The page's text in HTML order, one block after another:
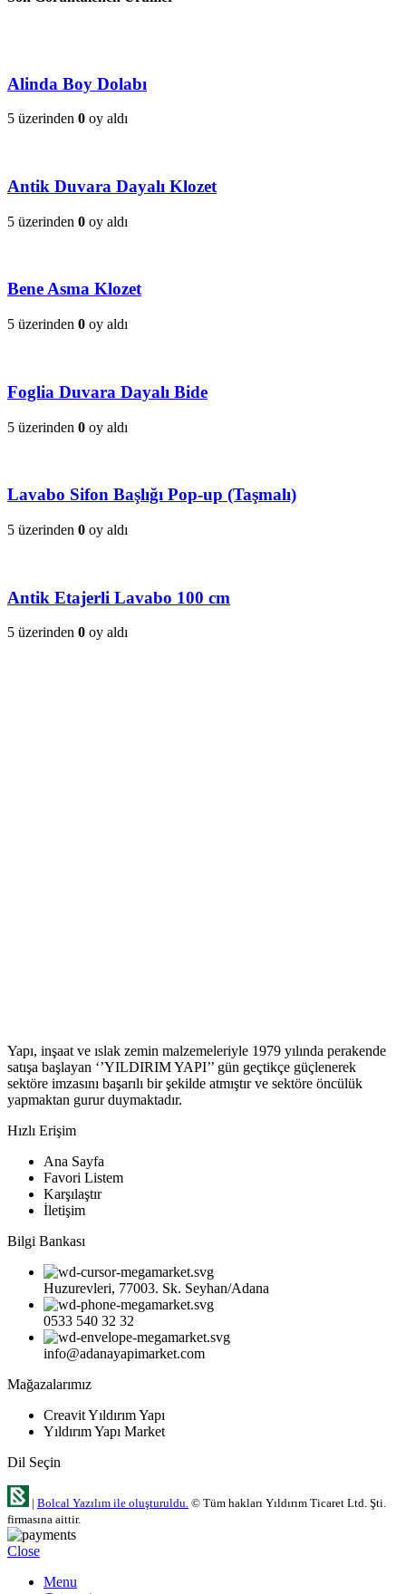
Alinda Boy Dolabı
5 üzerinden 0 oy aldı
Antik Duvara Dayalı Klozet
5 üzerinden 0 oy aldı
Bene Asma Klozet
5 üzerinden 0 oy aldı
Foglia Duvara Dayalı Bide
5 üzerinden 0 oy aldı
Lavabo Sifon Başlığı Pop-up (Taşmalı)
5 üzerinden 0 oy aldı
Antik Etajerli Lavabo 100 cm
5 üzerinden 0 oy aldı
Yapı, inşaat ve ıslak zemin malzemeleriyle 1979 yılında perakende
satışa başlayan ‘’YILDIRIM YAPI’’ gün geçtikçe güçlenerek
sektöre imzasını başarılı bir şekilde atmıştır ve sektöre öncülük
yapmaktan gurur duymaktadır.
Hızlı Erişim
Ana Sayfa
Favori Listem
Karşılaştır
İletişim
Bilgi Bankası
Huzurevleri, 77003. Sk. Seyhan/Adana
0533 540 32 32
info@adanayapimarket.com
Mağazalarımız
Creavit Yıldırım Yapı
Yıldırım Yapı Market
Dil Seçin
| Bolcal Yazılım ile oluşturuldu. © Tüm hakları Yıldırım Ticaret Ltd. Şti.
firmasına aittir.
Close
Menu